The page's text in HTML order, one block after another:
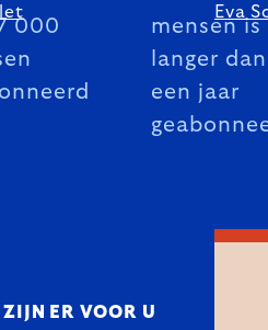
000
mensen is
langer dan
een jaar
Eva
ER VOOR U